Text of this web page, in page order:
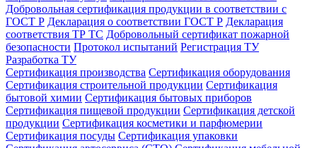
Добровольная сертификация продукции в соответствии с
ГОСТ Р Декларация о соответствии ГОСТ Р Декларация
соответствия ТР ТС Добровольный сертификат пожарной
безопасности Протокол испытаний Регистрация ТУ
Разработка ТУ
Сертификация производства Сертификация оборудования
Сертификация строительной продукции Сертификация
бытовой химии Сертификация бытовых приборов
Сертификация пищевой продукции Сертификация детской
продукции Сертификация косметики и парфюмерии
Сертификация посуды Сертификация упаковки